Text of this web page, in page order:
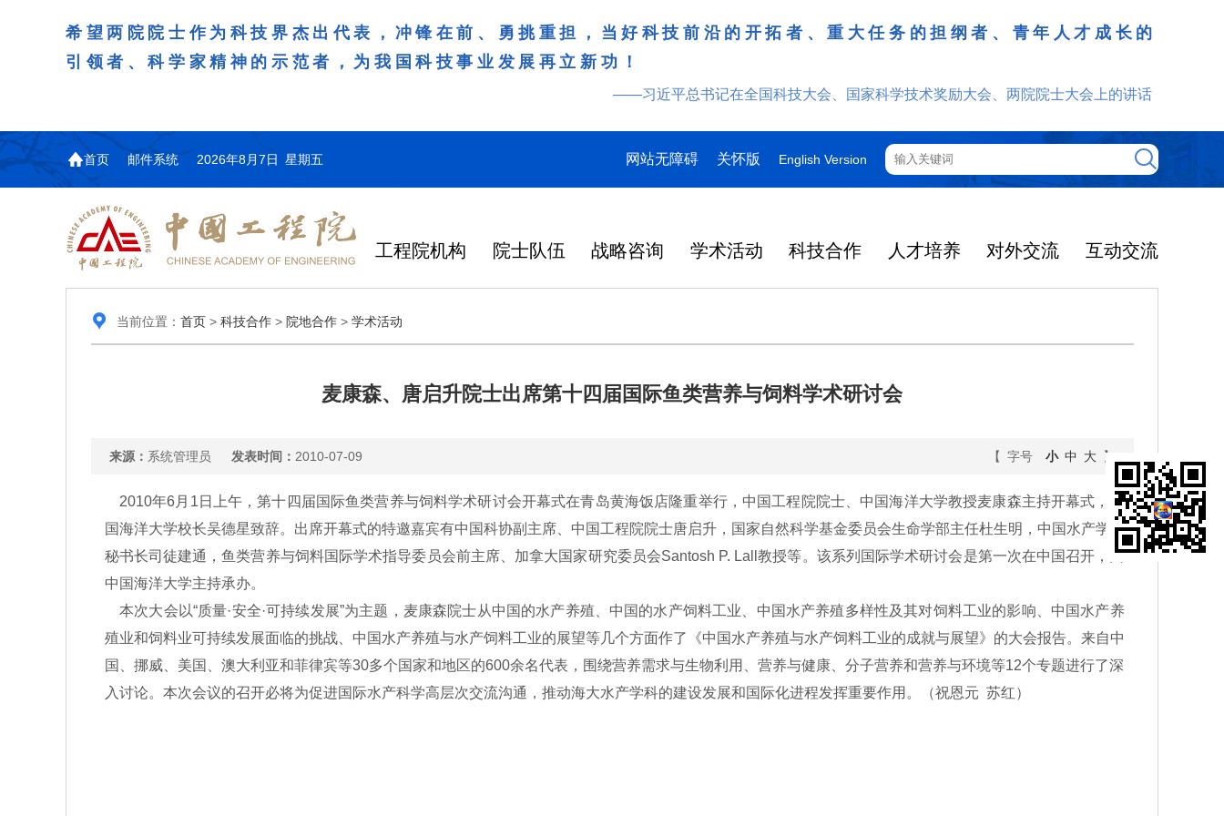
希望两院院士作为科技界杰出代表，冲锋在前、勇挑重担，当好科技前沿的开拓者、重大任务的担纲者、青年人才成长的
引领者、科学家精神的示范者，为我国科技事业发展再立新功！
——习近平总书记在全国科技大会、国家科学技术奖励大会、两院院士大会上的讲话
首页 邮件系统 2026年8月7日 星期五 网站无障碍 关怀版 English Version
工程院机构 院士队伍 战略咨询 学术活动 科技合作 人才培养 对外交流 互动交流
当前位置： 首页> 科技合作> 院地合作> 学术活动
麦康森、唐启升院士出席第十四届国际鱼类营养与饲料学术研讨会
来源： 系统管理员 发表时间： 2010-07-09 【 字号 小 中 大】
2010年6月1日上午，第十四届国际鱼类营养与饲料学术研讨会开幕式在青岛黄海饭店隆重举行，中国工程院院士、中国海洋大学教授麦康森主持开幕式，中
国海洋大学校长吴德星致辞。出席开幕式的特邀嘉宾有中国科协副主席、中国工程院院士唐启升，国家自然科学基金委员会生命学部主任杜生明，中国水产学会
秘书长司徒建通，鱼类营养与饲料国际学术指导委员会前主席、加拿大国家研究委员会Santosh P. Lall教授等。该系列国际学术研讨会是第一次在中国召开，由
中国海洋大学主持承办。
本次大会以“质量·安全·可持续发展”为主题，麦康森院士从中国的水产养殖、中国的水产饲料工业、中国水产养殖多样性及其对饲料工业的影响、中国水产养
殖业和饲料业可持续发展面临的挑战、中国水产养殖与水产饲料工业的展望等几个方面作了《中国水产养殖与水产饲料工业的成就与展望》的大会报告。来自中
国、挪威、美国、澳大利亚和菲律宾等30多个国家和地区的600余名代表，围绕营养需求与生物利用、营养与健康、分子营养和营养与环境等12个专题进行了深
入讨论。本次会议的召开必将为促进国际水产科学高层次交流沟通，推动海大水产学科的建设发展和国际化进程发挥重要作用。（祝恩元 苏红）